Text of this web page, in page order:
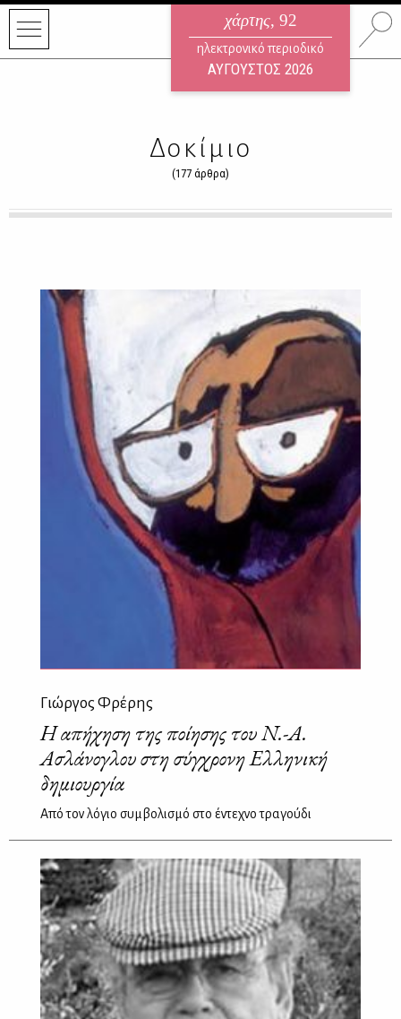
χάρτης, 92
ηλεκτρονικό περιοδικό
ΑΥΓΟΥΣΤΟΣ 2026
Δοκίμιο
(177 άρθρα)
Γιώργος Φρέρης
Η απήχηση της ποίησης του Ν.-Α.
Ασλάνογλου στη σύγχρονη Ελληνική
δημιουργία
Από τον λόγιο συμβολισμό στο έντεχνο τραγούδι